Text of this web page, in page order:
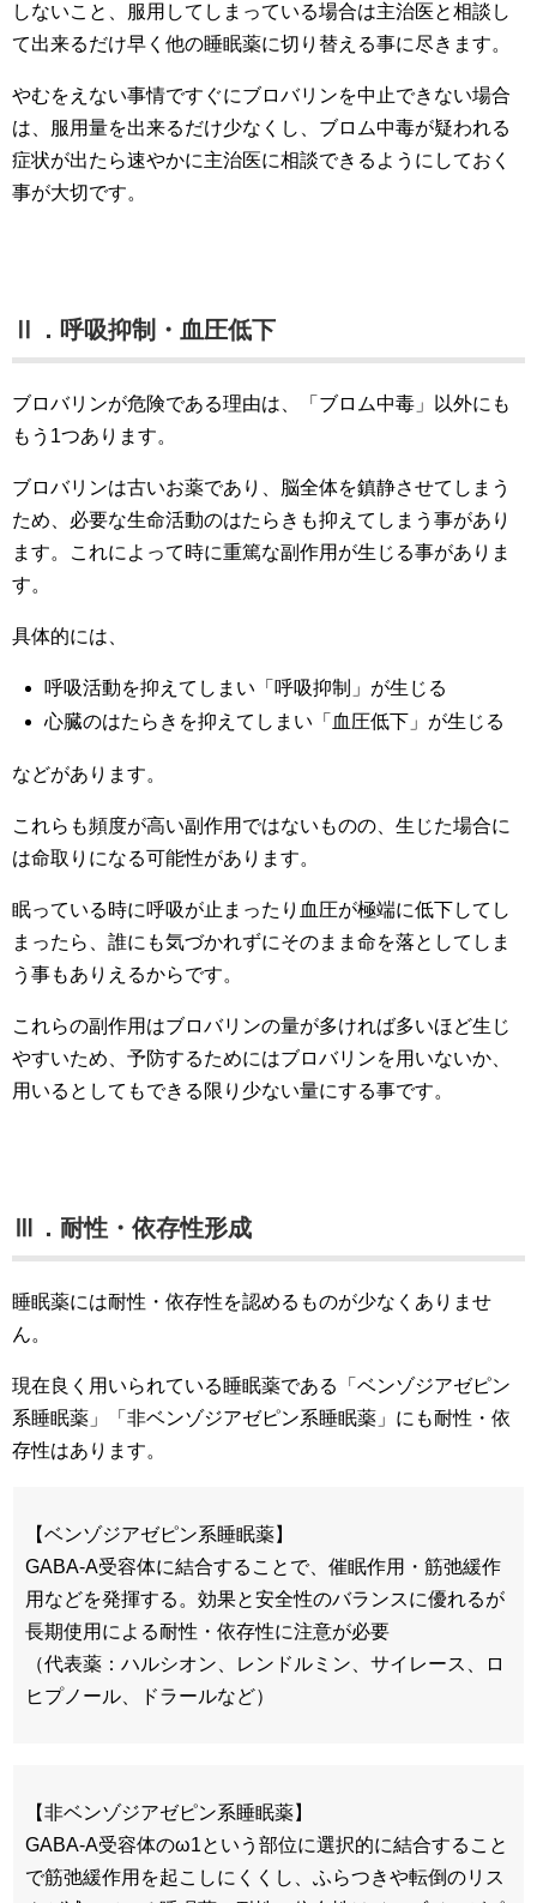
しないこと、服用してしまっている場合は主治医と相談し
て出来るだけ早く他の睡眠薬に切り替える事に尽きます。
やむをえない事情ですぐにブロバリンを中止できない場合
は、服用量を出来るだけ少なくし、ブロム中毒が疑われる
症状が出たら速やかに主治医に相談できるようにしておく
事が大切です。
Ⅱ．呼吸抑制・血圧低下
ブロバリンが危険である理由は、「ブロム中毒」以外にも
もう1つあります。
ブロバリンは古いお薬であり、脳全体を鎮静させてしまう
ため、必要な生命活動のはたらきも抑えてしまう事があり
ます。これによって時に重篤な副作用が生じる事がありま
す。
具体的には、
呼吸活動を抑えてしまい「呼吸抑制」が生じる
心臓のはたらきを抑えてしまい「血圧低下」が生じる
などがあります。
これらも頻度が高い副作用ではないものの、生じた場合に
は命取りになる可能性があります。
眠っている時に呼吸が止まったり血圧が極端に低下してし
まったら、誰にも気づかれずにそのまま命を落としてしま
う事もありえるからです。
これらの副作用はブロバリンの量が多ければ多いほど生じ
やすいため、予防するためにはブロバリンを用いないか、
用いるとしてもできる限り少ない量にする事です。
Ⅲ．耐性・依存性形成
睡眠薬には耐性・依存性を認めるものが少なくありませ
ん。
現在良く用いられている睡眠薬である「ベンゾジアゼピン
系睡眠薬」「非ベンゾジアゼピン系睡眠薬」にも耐性・依
存性はあります。
【ベンゾジアゼピン系睡眠薬】
GABA-A受容体に結合することで、催眠作用・筋弛緩作
用などを発揮する。効果と安全性のバランスに優れるが
長期使用による耐性・依存性に注意が必要
（代表薬：ハルシオン、レンドルミン、サイレース、ロ
ヒプノール、ドラールなど）
【非ベンゾジアゼピン系睡眠薬】
GABA-A受容体のω1という部位に選択的に結合すること
で筋弛緩作用を起こしにくくし、ふらつきや転倒のリス